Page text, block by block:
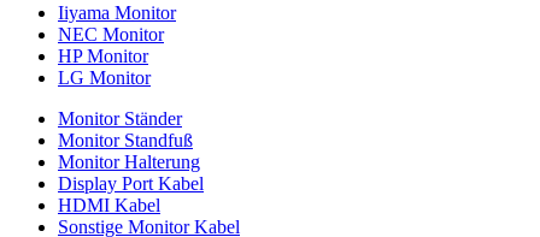
Iiyama Monitor
NEC Monitor
HP Monitor
LG Monitor
Monitor Ständer
Monitor Standfuß
Monitor Halterung
Display Port Kabel
HDMI Kabel
Sonstige Monitor Kabel